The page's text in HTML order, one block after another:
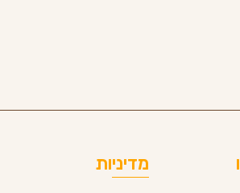
מדיניות